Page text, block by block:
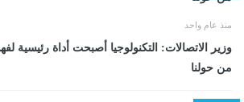
منذ عام واحد
وزير الاتصالات: التكنولوجيا أصبحت أداة رئيسية
من حولنا